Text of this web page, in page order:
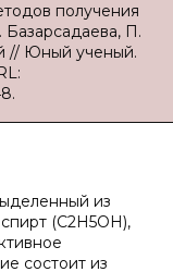
получения
П.
// Юный ученый.
из
(C2H5OH),
состоит из